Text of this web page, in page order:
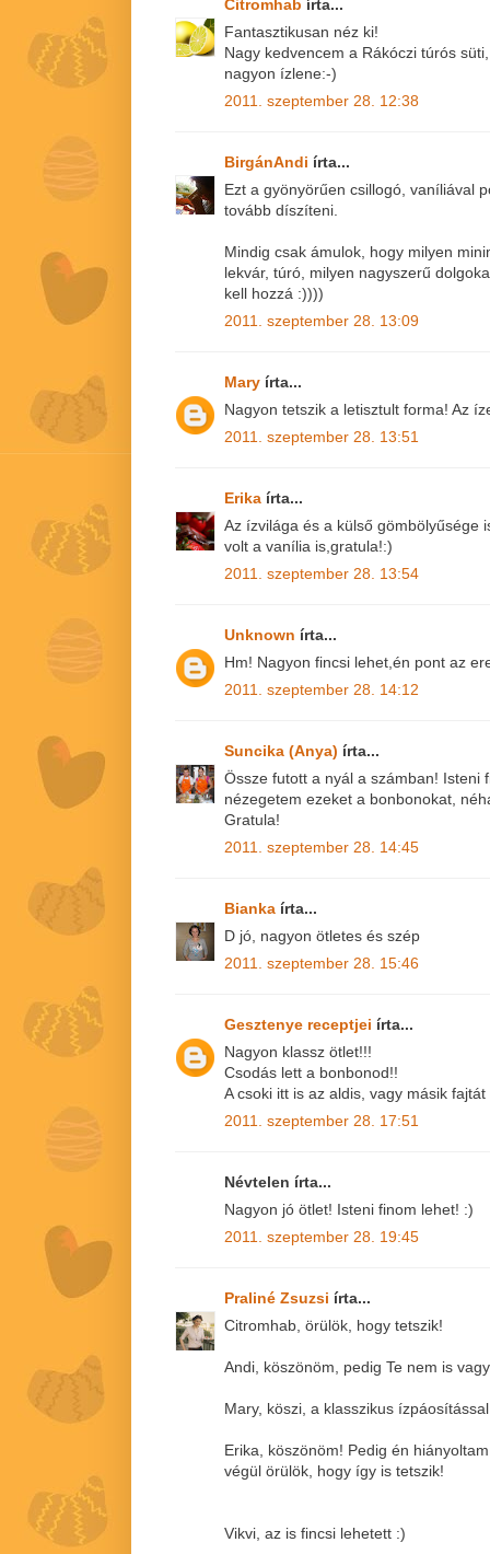
Citromhab írta...
Fantasztikusan néz ki!
Nagy kedvencem a Rákóczi túrós
nagyon ízlene:-)
2011. szeptember 28. 12:38
BirgánAndi írta...
Ezt a gyönyörűen csillogó, vaníliával
tovább díszíteni.
Mindig csak ámulok, hogy milyen
lekvár, túró, milyen nagyszerű
kell hozzá :))))
2011. szeptember 28. 13:09
Mary írta...
Nagyon tetszik a letisztult forma! Az
2011. szeptember 28. 13:51
Erika írta...
Az ízvilága és a külső gömbölyűsége
volt a vanília is,gratula!:)
2011. szeptember 28. 13:54
Unknown írta...
Hm! Nagyon fincsi lehet,én pont az
2011. szeptember 28. 14:12
Suncika (Anya) írta...
Össze futott a nyál a számban! Isteni
nézegetem ezeket a bonbonokat,
Gratula!
2011. szeptember 28. 14:45
Bianka írta...
D jó, nagyon ötletes és szép
2011. szeptember 28. 15:46
Gesztenye receptjei írta...
Nagyon klassz ötlet!!!
Csodás lett a bonbonod!!
A csoki itt is az aldis, vagy másik
2011. szeptember 28. 17:51
Névtelen írta...
Nagyon jó ötlet! Isteni finom lehet! :)
2011. szeptember 28. 19:45
Praliné Zsuzsi írta...
Citromhab, örülök, hogy tetszik!
Andi, köszönöm, pedig Te nem is
Mary, köszi, a klasszikus
Erika, köszönöm! Pedig én
végül örülök, hogy így is tetszik!
Vikvi, az is fincsi lehetett :)